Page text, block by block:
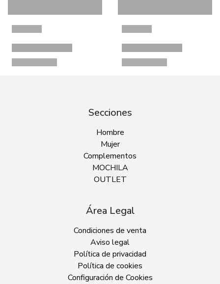
Secciones
Hombre
Mujer
Complementos
MOCHILA
OUTLET
Área Legal
Condiciones de venta
Aviso legal
Política de privacidad
Política de cookies
Configuración de Cookies